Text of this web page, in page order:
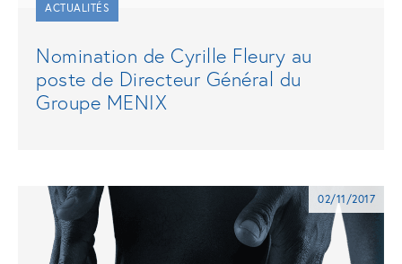
ACTUALITÉS
Nomination de Cyrille Fleury au
poste de Directeur Général du
Groupe MENIX
02/11/2017